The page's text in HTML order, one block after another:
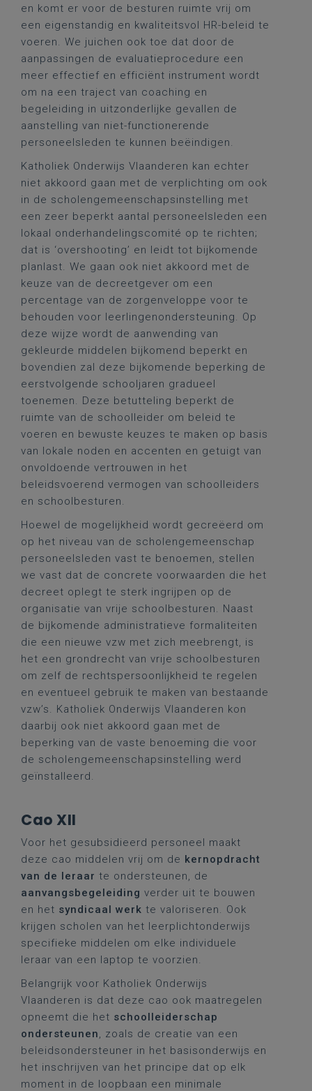
en komt er voor de besturen ruimte vrij om
een eigenstandig en kwaliteitsvol HR-beleid te
voeren. We juichen ook toe dat door de
aanpassingen de evaluatieprocedure een
meer effectief en efficiënt instrument wordt
om na een traject van coaching en
begeleiding in uitzonderlijke gevallen de
aanstelling van niet-functionerende
personeelsleden te kunnen beëindigen.
Katholiek Onderwijs Vlaanderen kan echter
niet akkoord gaan met de verplichting om ook
in de scholengemeenschapsinstelling met
een zeer beperkt aantal personeelsleden een
lokaal onderhandelingscomité op te richten;
dat is ‘overshooting’ en leidt tot bijkomende
planlast. We gaan ook niet akkoord met de
keuze van de decreetgever om een
percentage van de zorgenveloppe voor te
behouden voor leerlingenondersteuning. Op
deze wijze wordt de aanwending van
gekleurde middelen bijkomend beperkt en
bovendien zal deze bijkomende beperking de
eerstvolgende schooljaren gradueel
toenemen. Deze betutteling beperkt de
ruimte van de schoolleider om beleid te
voeren en bewuste keuzes te maken op basis
van lokale noden en accenten en getuigt van
onvoldoende vertrouwen in het
beleidsvoerend vermogen van schoolleiders
en schoolbesturen.
Hoewel de mogelijkheid wordt gecreëerd om
op het niveau van de scholengemeenschap
personeelsleden vast te benoemen, stellen
we vast dat de concrete voorwaarden die het
decreet oplegt te sterk ingrijpen op de
organisatie van vrije schoolbesturen. Naast
de bijkomende administratieve formaliteiten
die een nieuwe vzw met zich meebrengt, is
het een grondrecht van vrije schoolbesturen
om zelf de rechtspersoonlijkheid te regelen
en eventueel gebruik te maken van bestaande
vzw’s. Katholiek Onderwijs Vlaanderen kon
daarbij ook niet akkoord gaan met de
beperking van de vaste benoeming die voor
de scholengemeenschapsinstelling werd
geïnstalleerd.
Cao XII
Voor het gesubsidieerd personeel maakt
deze cao middelen vrij om de kernopdracht
van de leraar te ondersteunen, de
aanvangsbegeleiding verder uit te bouwen
en het syndicaal werk te valoriseren. Ook
krijgen scholen van het leerplichtonderwijs
specifieke middelen om elke individuele
leraar van een laptop te voorzien.
Belangrijk voor Katholiek Onderwijs
Vlaanderen is dat deze cao ook maatregelen
opneemt die het schoolleiderschap
ondersteunen, zoals de creatie van een
beleidsondersteuner in het basisonderwijs en
het inschrijven van het principe dat op elk
moment in de loopbaan een minimale